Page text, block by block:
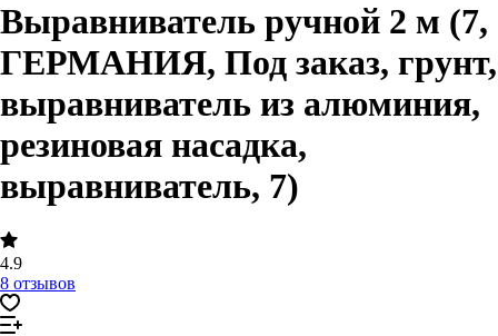
Выравниватель ручной 2 м (7,
ГЕРМАНИЯ, Под заказ, грунт,
выравниватель из алюминия,
резиновая насадка,
выравниватель, 7)
4.9
8 отзывов